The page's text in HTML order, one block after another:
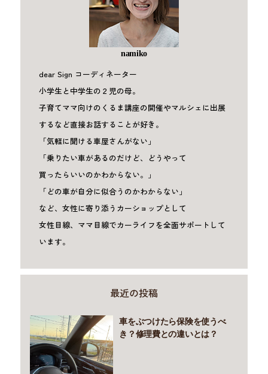
namiko
dear Sign コーディネーター
小学生と中学生の２児の母。
子育てママ向けのくるま講座の開催やマルシェに出展
するなど直接お話することが好き。
「気軽に聞ける車屋さんがない」
「乗りたい車があるのだけど、どうやって
買ったらいいのかわからない。」
「どの車が自分に似合うのかわからない」
など、女性に寄り添うカーショップとして
女性目線、ママ目線でカーライフを全面サポートして
います。
最近の投稿
車をぶつけたら保険を使うべ
き？修理費との違いとは？